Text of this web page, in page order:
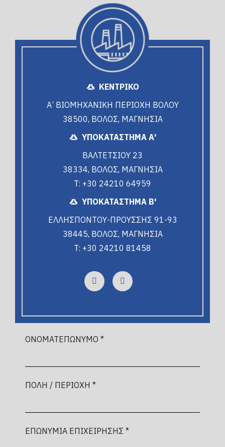
ΟΝΟΜΑΤΕΠΩΝΥΜΟ *
ΠΟΛΗ / ΠΕΡΙΟΧΗ *
ΕΠΩΝΥΜΙΑ ΕΠΙΧΕΙΡΗΣΗΣ *
ΚΕΝΤΡΙΚΟ
Α’ ΒΙΟΜΗΧΑΝΙΚΗ ΠΕΡΙΟΧΗ ΒΟΛΟΥ
38500, ΒΟΛΟΣ, ΜΑΓΝΗΣΙΑ
ΥΠΟΚΑΤΑΣΤΗΜΑ Α'
ΒΑΛΤΕΤΣΙΟΥ 23
38334, ΒΟΛΟΣ, ΜΑΓΝΗΣΙΑ
T: +30 24210 64959
ΥΠΟΚΑΤΑΣΤΗΜΑ Β'
ΕΛΛΗΣΠΟΝΤΟΥ-ΠΡΟΥΣΣΗΣ 91-93
38445, ΒΟΛΟΣ, ΜΑΓΝΗΣΙΑ
T: +30 24210 81458